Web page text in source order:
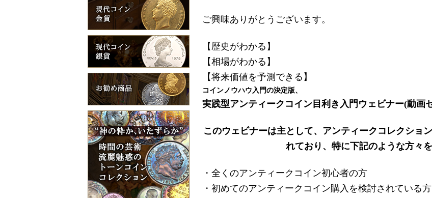
ご興味ありがとうございます。
【歴史がわかる】
【相場がわかる】
【将来価値を予測できる】
コインノウハウ入門の決定版、
実践型アンティークコイン目利き入門ウェビナー(動画
このウェビナーは主として、アンティークコレクショ
れており、特に下記のような方々
・全くのアンティークコイン初心者の方
・初めてのアンティークコイン購入を検討されている方